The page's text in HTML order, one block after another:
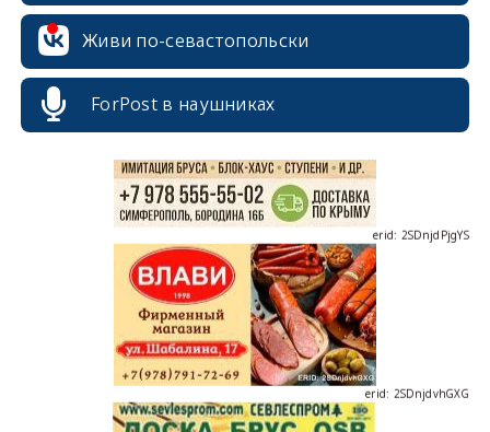
Живи по-севастопольски
ForPost в наушниках
erid: 2SDnjcrDNw6
erid: 2SDnjdPjgYS
erid: 2SDnjdvhGXG